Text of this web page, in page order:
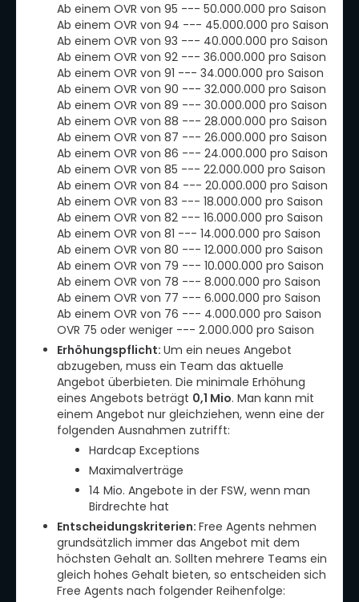
Ab einem OVR von 95 --- 50.000.000 pro Saison
Ab einem OVR von 94 --- 45.000.000 pro Saison
Ab einem OVR von 93 --- 40.000.000 pro Saison
Ab einem OVR von 92 --- 36.000.000 pro Saison
Ab einem OVR von 91 --- 34.000.000 pro Saison
Ab einem OVR von 90 --- 32.000.000 pro Saison
Ab einem OVR von 89 --- 30.000.000 pro Saison
Ab einem OVR von 88 --- 28.000.000 pro Saison
Ab einem OVR von 87 --- 26.000.000 pro Saison
Ab einem OVR von 86 --- 24.000.000 pro Saison
Ab einem OVR von 85 --- 22.000.000 pro Saison
Ab einem OVR von 84 --- 20.000.000 pro Saison
Ab einem OVR von 83 --- 18.000.000 pro Saison
Ab einem OVR von 82 --- 16.000.000 pro Saison
Ab einem OVR von 81 --- 14.000.000 pro Saison
Ab einem OVR von 80 --- 12.000.000 pro Saison
Ab einem OVR von 79 --- 10.000.000 pro Saison
Ab einem OVR von 78 --- 8.000.000 pro Saison
Ab einem OVR von 77 --- 6.000.000 pro Saison
Ab einem OVR von 76 --- 4.000.000 pro Saison
OVR 75 oder weniger --- 2.000.000 pro Saison
Erhöhungspflicht: Um ein neues Angebot
abzugeben, muss ein Team das aktuelle
Angebot überbieten. Die minimale Erhöhung
eines Angebots beträgt 0,1 Mio. Man kann mit
einem Angebot nur gleichziehen, wenn eine der
folgenden Ausnahmen zutrifft:
Hardcap Exceptions
Maximalverträge
14 Mio. Angebote in der FSW, wenn man
Birdrechte hat
Entscheidungskriterien: Free Agents nehmen
grundsätzlich immer das Angebot mit dem
höchsten Gehalt an. Sollten mehrere Teams ein
gleich hohes Gehalt bieten, so entscheiden sich
Free Agents nach folgender Reihenfolge: